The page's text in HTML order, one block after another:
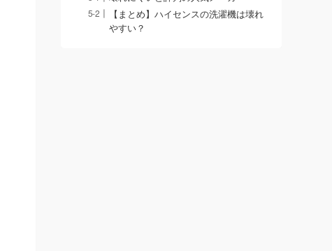
【まとめ】ハイセンスの洗濯機は壊れ
やすい？